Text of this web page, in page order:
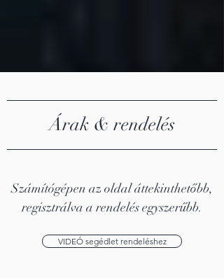
Árak & rendelés
Számítógépen az oldal áttekinthetőbb,
regisztrálva a rendelés egyszerűbb.
VIDEÓ segédlet rendeléshez